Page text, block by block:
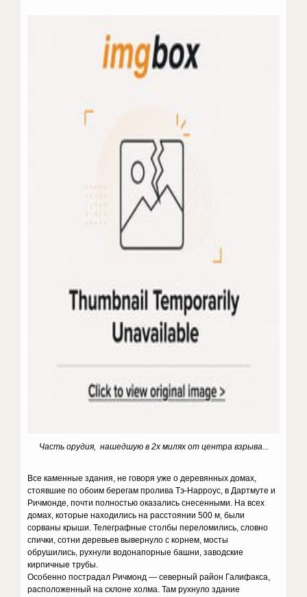
Часть орудия, нашедшую в 2х милях от центра взрыва...
Все каменные здания, не говоря уже о деревянных домах,
стоявшие по обоим берегам пролива Тэ-Нарроус, в Дартмуте и
Ричмонде, почти полностью оказались снесенными. На всех
домах, которые находились на расстоянии 500 м, были
сорваны крыши. Телеграфные столбы переломились, словно
спички, сотни деревьев вывернуло с корнем, мосты
обрушились, рухнули водонапорные башни, заводские
кирпичные трубы.
Особенно пострадал Ричмонд — северный район Галифакса,
расположенный на склоне холма. Там рухнуло здание